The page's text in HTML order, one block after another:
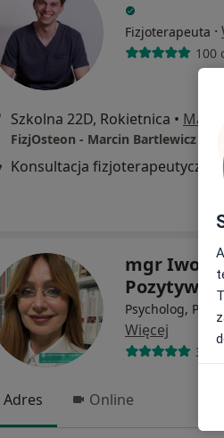
Fizjoterapeuta ·
100
Szkolna 22D, Rokietnica • Mapa
FizjOsteon - Marcin Bartlewicz
Konsultacja fizjoterapeutyczna
mgr
Pozytywna
Psycholog,
Więcej
361
Adres Online